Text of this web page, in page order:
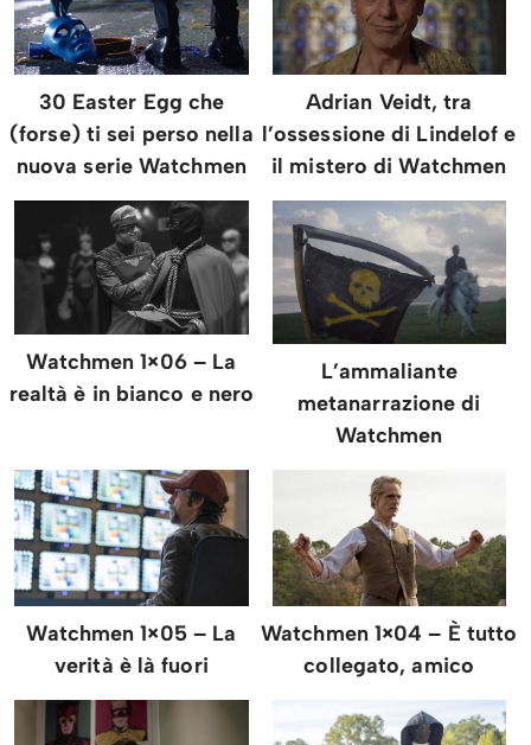
30 Easter Egg che
(forse) ti sei perso nella
nuova serie Watchmen
Adrian Veidt, tra
l’ossessione di Lindelof e
il mistero di Watchmen
Watchmen 1×06 – La
realtà è in bianco e nero
L’ammaliante
metanarrazione di
Watchmen
Watchmen 1×05 – La
verità è là fuori
Watchmen 1×04 – È tutto
collegato, amico